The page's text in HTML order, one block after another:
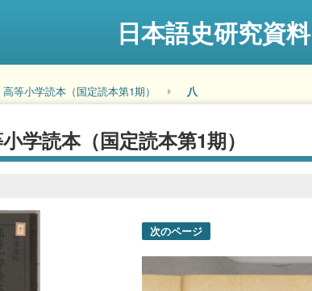
日本語史研究資料
高等小学読本（国定読本第1期） 八
学読本（国定読本第1期）
次のページ